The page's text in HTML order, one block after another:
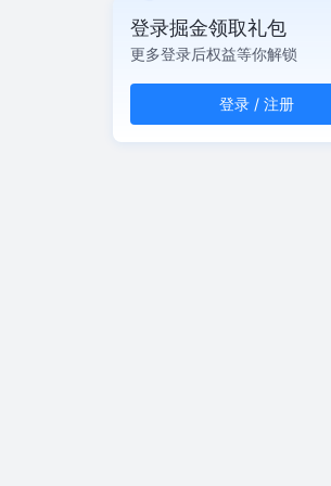
登录掘金领取礼包
更多登录后权益等你解锁
登录 / 注册